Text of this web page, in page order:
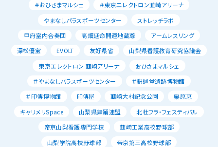
＃おひさまマルシェ
＃東京エレクトロン韮崎アリーナ
やまなしパラスポーツセンター
ストレッチラボ
甲府室内合奏団
高畑延命開運地蔵尊
アームレスリング
深松優宝
EVOLT 友好県省
山梨県看護教育研究協議会
東京エレクトロン 韮崎アリーナ
おひさまマルシェ
＃やまなしパラスポーツセンター
＃釈迦堂遺跡博物館
＃印傳博物館
印傳屋 韮崎大村記念公園
栗原恵
キャリメリSpace
山梨県舞踊連盟
北杜フラ・フェスティバル
帝京山梨看護専門学校
韮崎工業高校野球部
山梨学院高校野球部
帝京第三高校野球部